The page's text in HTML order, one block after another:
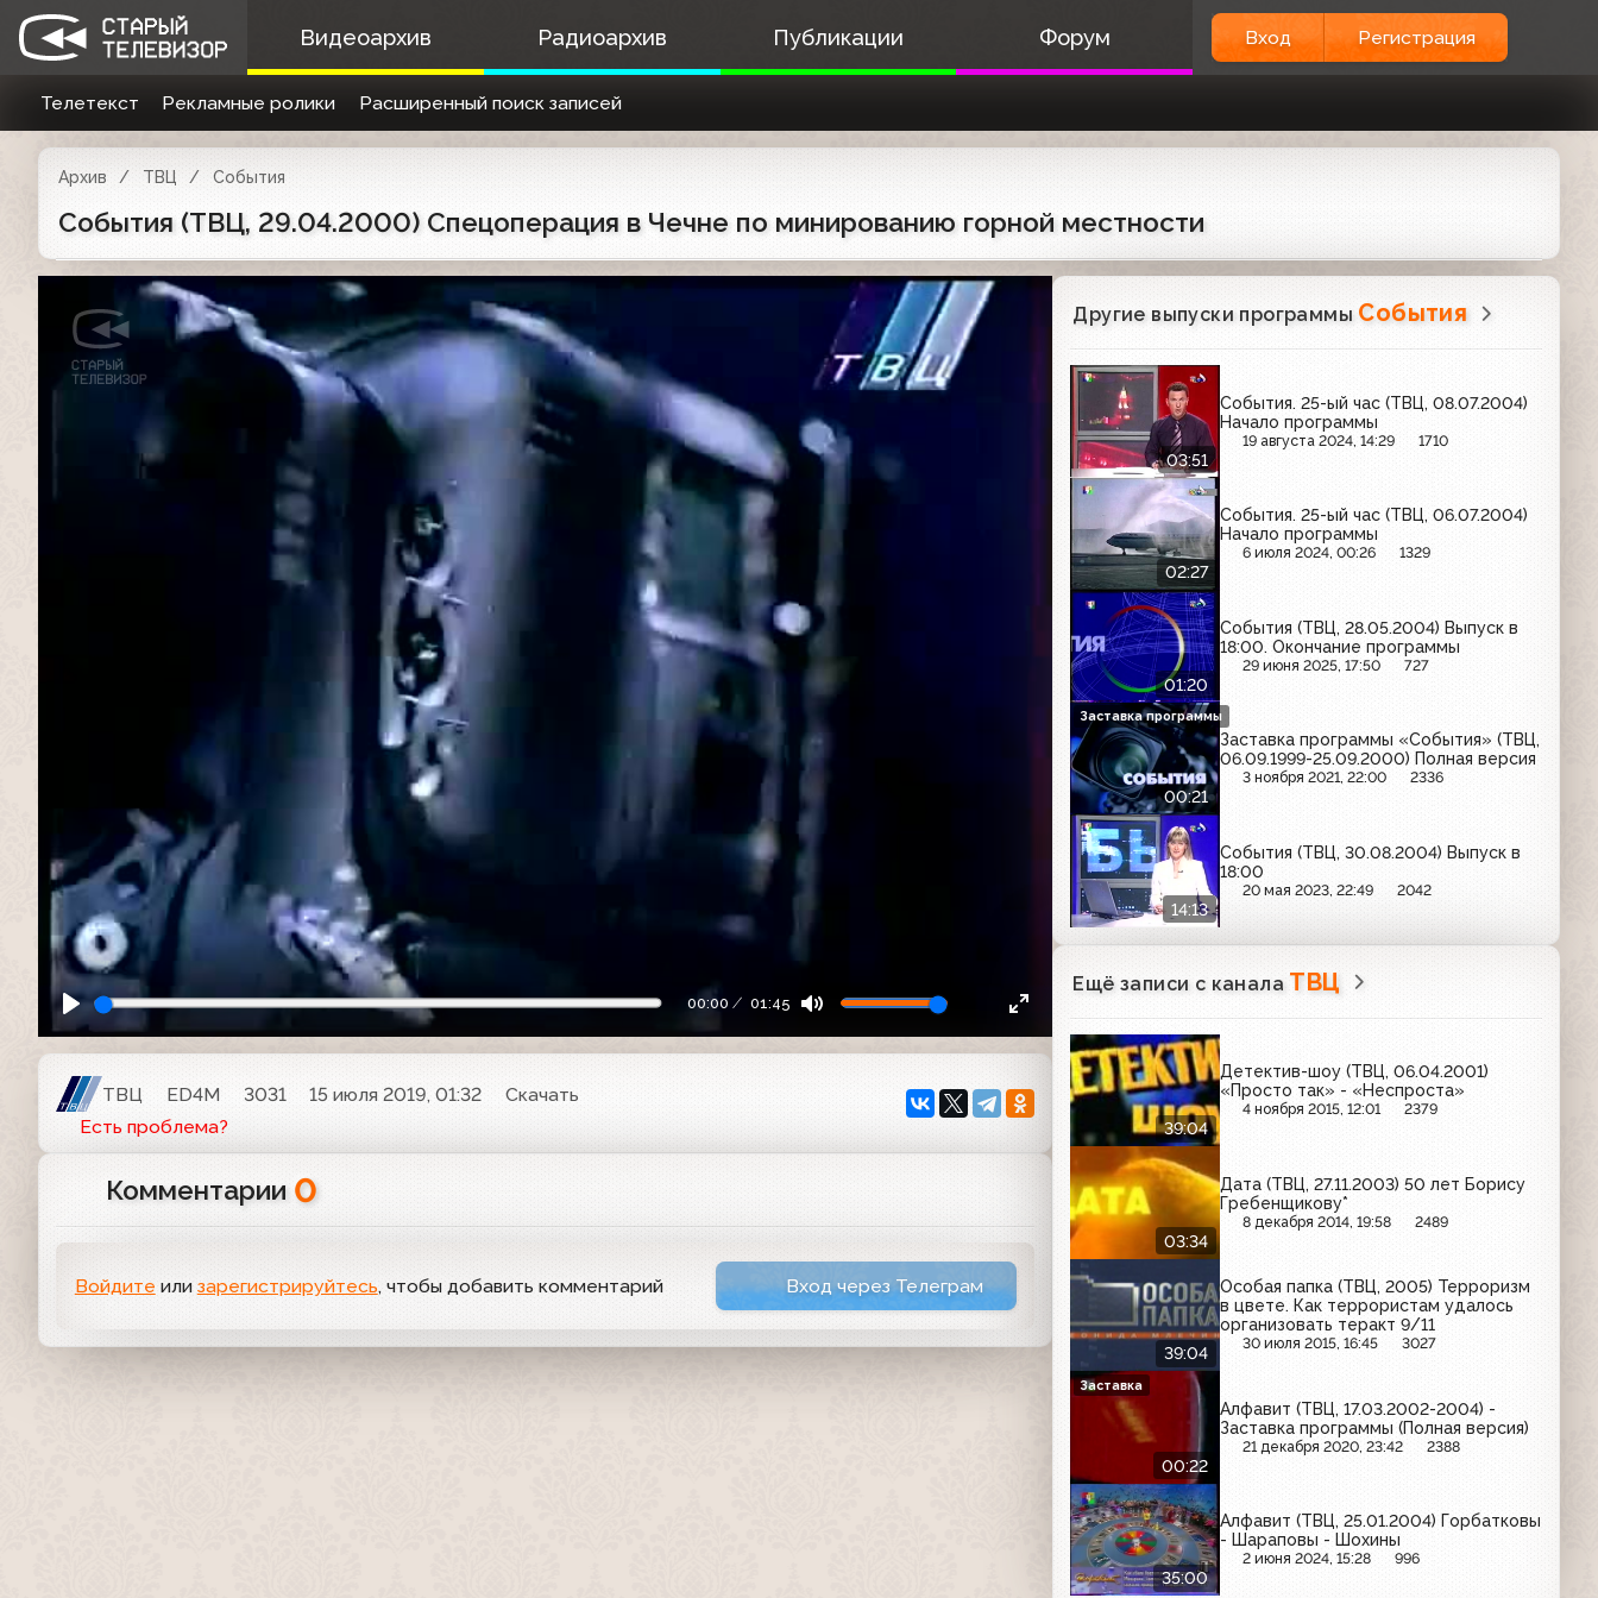
Видеоархив Радиоархив Публикации Форум Вход Регистрация
Телетекст Рекламные ролики Расширенный поиск записей
Архив ТВЦ События
События (ТВЦ, 29.04.2000) Спецоперация в Чечне по минированию горной местности
00:00 01:45
ТВЦ ED4M 3031 15 июля 2019, 01:32
Скачать
Есть проблема?
Комментарии 0
Войдите или зарегистрируйтесь, чтобы добавить комментарий Вход через Телеграм
Другие выпуски программы События
03:51
События. 25-ый час (ТВЦ, 08.07.2004)
Начало программы
19 августа 2024, 14:29 1710
02:27
События. 25-ый час (ТВЦ, 06.07.2004)
Начало программы
6 июля 2024, 00:26 1329
01:20
События (ТВЦ, 28.05.2004) Выпуск в
18:00. Окончание программы
29 июня 2025, 17:50 727
00:21
Заставка программы «События» (ТВЦ,
06.09.1999-25.09.2000) Полная версия
3 ноября 2021, 22:00 2336
Заставка программы
14:13
События (ТВЦ, 30.08.2004) Выпуск в
18:00
20 мая 2023, 22:49 2042
Ещё записи с канала ТВЦ
39:04
Детектив-шоу (ТВЦ, 06.04.2001)
«Просто так» - «Неспроста»
4 ноября 2015, 12:01 2379
03:34
Дата (ТВЦ, 27.11.2003) 50 лет Борису
Гребенщикову*
8 декабря 2014, 19:58 2489
39:04
Особая папка (ТВЦ, 2005) Терроризм
в цвете. Как террористам удалось
организовать теракт 9/11
30 июля 2015, 16:45 3027
00:22
Алфавит (ТВЦ, 17.03.2002-2004) -
Заставка программы (Полная версия)
21 декабря 2020, 23:42 2388
Заставка
35:00
Алфавит (ТВЦ, 25.01.2004) Горбатковы
- Шараповы - Шохины
2 июня 2024, 15:28 996